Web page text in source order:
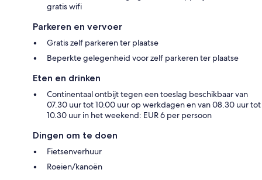
gratis wifi
Parkeren en vervoer
Gratis zelf parkeren ter plaatse
Beperkte gelegenheid voor zelf parkeren ter plaatse
Eten en drinken
Continentaal ontbijt tegen een toeslag beschikbaar van
07.30 uur tot 10.00 uur op werkdagen en van 08.30 uur tot
10.30 uur in het weekend: EUR 6 per persoon
Dingen om te doen
Fietsenverhuur
Roeien/kanoën